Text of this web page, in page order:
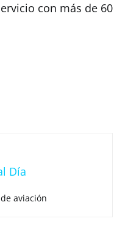
con más de 60
Día
aviación